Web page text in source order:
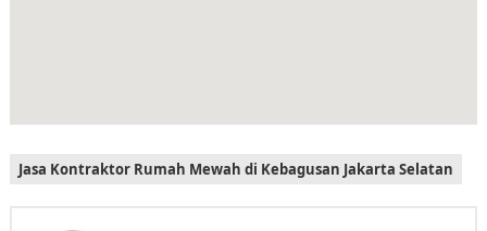
Jasa Kontraktor Rumah Mewah di Kebagusan Jakarta Selatan